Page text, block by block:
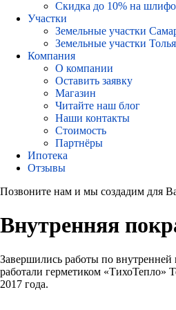
Скидка до 10% на
Участки
Земельные участки
Земельные участки
Компания
О компании
Оставить заявку
Магазин
Читайте наш блог
Наши контакты
Стоимость
Партнёры
Ипотека
Отзывы
Позвоните нам и мы создадим для
Внутренняя
Завершились работы по
работали герметиком «ТихоТепло»
2017 года.